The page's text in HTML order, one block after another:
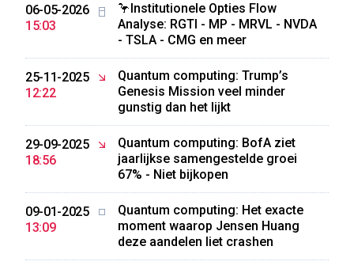
06-05-2026
15:03
🦩Institutionele Opties Flow
Analyse: RGTI - MP - MRVL - NVDA
- TSLA - CMG en meer
25-11-2025
12:22
Quantum computing: Trump’s
Genesis Mission veel minder
gunstig dan het lijkt
29-09-2025
18:56
Quantum computing: BofA ziet
jaarlijkse samengestelde groei
67% - Niet bijkopen
09-01-2025
13:09
Quantum computing: Het exacte
moment waarop Jensen Huang
deze aandelen liet crashen